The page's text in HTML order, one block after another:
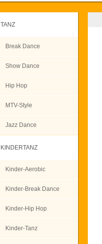
TANZ
Break Dance
Show Dance
Hip Hop
MTV-Style
Jazz Dance
KINDERTANZ
Kinder-Aerobic
Kinder-Break Dance
Kinder-Hip Hop
Kinder-Tanz